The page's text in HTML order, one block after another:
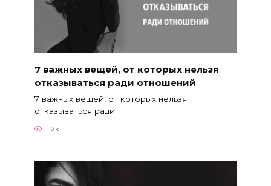
7 важных вещей, от которых нельзя
отказываться ради отношений
7 важных вещей, от которых нельзя
отказываться ради
1.2к.